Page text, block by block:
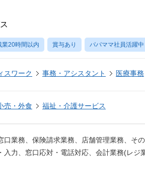
業20時間以内 賞与あり パパママ社員活躍中
スワーク 事務・アシスタント 医療事務
売・外食 福祉・介護サービス
口業務、保険請求業務、店舗管理業務、そ
入力、窓口応対・電話対応、会計業務(レジ